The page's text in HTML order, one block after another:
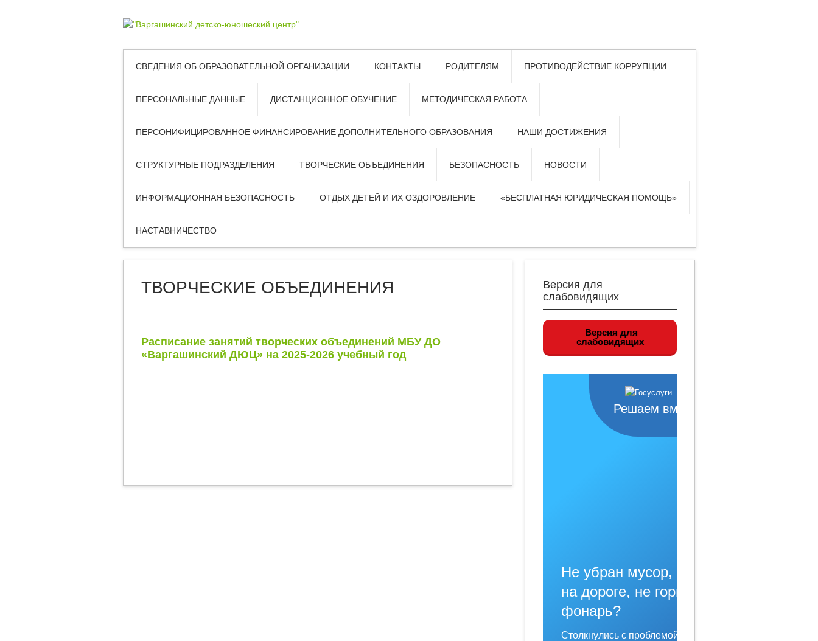
СВЕДЕНИЯ ОБ ОБРАЗОВАТЕЛЬНОЙ ОРГАНИЗАЦИИ КОНТАКТЫ РОДИТЕЛЯМ ПРОТИВОДЕЙСТВИЕ КОРРУПЦИИ
ПЕРСОНАЛЬНЫЕ ДАННЫЕ ДИСТАНЦИОННОЕ ОБУЧЕНИЕ МЕТОДИЧЕСКАЯ РАБОТА
ПЕРСОНИФИЦИРОВАННОЕ ФИНАНСИРОВАНИЕ ДОПОЛНИТЕЛЬНОГО ОБРАЗОВАНИЯ НАШИ ДОСТИЖЕНИЯ
СТРУКТУРНЫЕ ПОДРАЗДЕЛЕНИЯ ТВОРЧЕСКИЕ ОБЪЕДИНЕНИЯ БЕЗОПАСНОСТЬ НОВОСТИ
ИНФОРМАЦИОННАЯ БЕЗОПАСНОСТЬ ОТДЫХ ДЕТЕЙ И ИХ ОЗДОРОВЛЕНИЕ «БЕСПЛАТНАЯ ЮРИДИЧЕСКАЯ ПОМОЩЬ»
НАСТАВНИЧЕСТВО
ТВОРЧЕСКИЕ ОБЪЕДИНЕНИЯ
Расписание занятий творческих объединений МБУ ДО
«Варгашинский ДЮЦ» на 2025-2026 учебный год
Версия для
слабовидящих
Версия для
слабовидящих
Решаем вместе
Не убран мусор, яма
на дороге, не горит
фонарь?
Столкнулись с проблемой —